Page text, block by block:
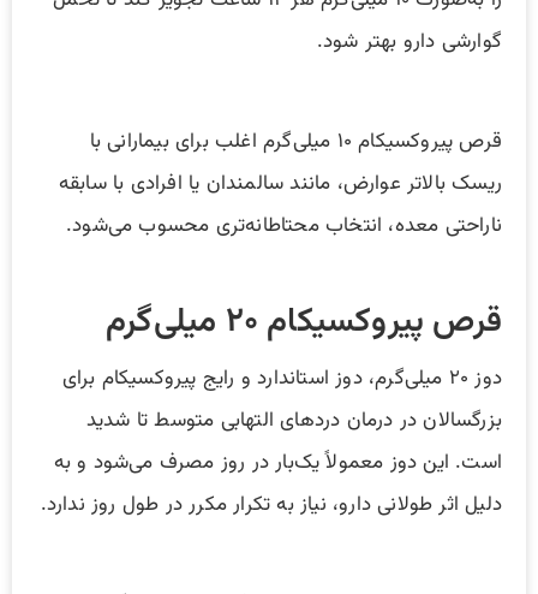
گوارشی دارو بهتر شود.
قرص پیروکسیکام ۱۰ میلی‌گرم اغلب برای بیمارانی با
ریسک بالاتر عوارض، مانند سالمندان یا افرادی با سابقه
ناراحتی معده، انتخاب محتاطانه‌تری محسوب می‌شود.
قرص پیروکسیکام ۲۰ میلی‌گرم
دوز ۲۰ میلی‌گرم، دوز استاندارد و رایج پیروکسیکام برای
بزرگسالان در درمان دردهای التهابی متوسط تا شدید
است. این دوز معمولاً یک‌بار در روز مصرف می‌شود و به
دلیل اثر طولانی دارو، نیاز به تکرار مکرر در طول روز ندارد.